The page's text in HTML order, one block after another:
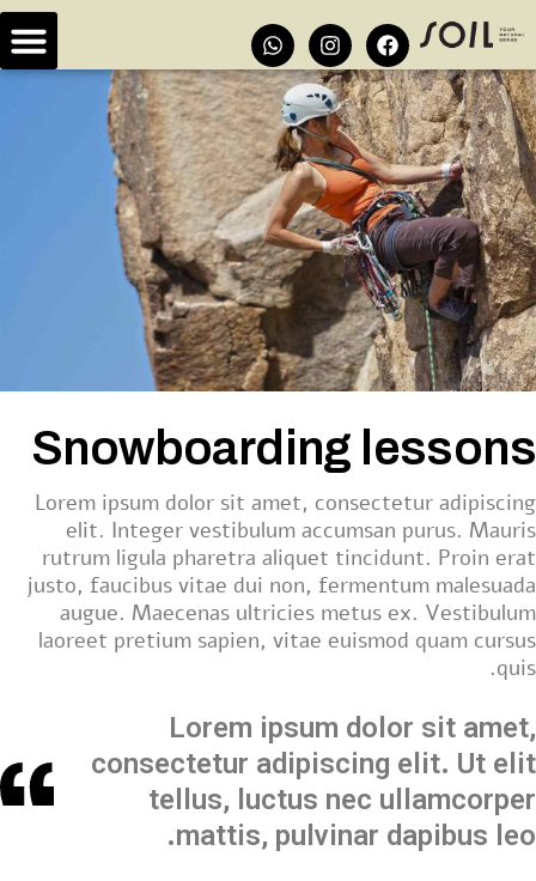
Snowboarding lessons
Lorem ipsum dolor sit amet, consectetur adipiscing
elit. Integer vestibulum accumsan purus. Mauris
rutrum ligula pharetra aliquet tincidunt. Proin erat
justo, faucibus vitae dui non, fermentum malesuada
augue. Maecenas ultricies metus ex. Vestibulum
laoreet pretium sapien, vitae euismod quam cursus
quis.
Lorem ipsum dolor sit amet,
consectetur adipiscing elit. Ut elit
tellus, luctus nec ullamcorper
mattis, pulvinar dapibus leo.